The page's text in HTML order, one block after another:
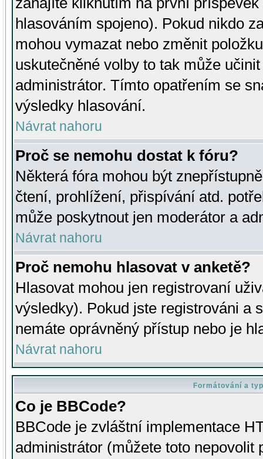
hlasováním spojeno). Pokud nikdo
mohou vymazat nebo změnit
uskutečněné volby to tak může
administrátor. Tímto opatřením se
výsledky hlasování.
Návrat nahoru
Proč se nemohu dostat k fóru?
Některá fóra mohou být
čtení, prohlížení, přispívání atd.
může poskytnout jen moderátor a
Návrat nahoru
Proč nemohu hlasovat v anketě?
Hlasovat mohou jen registrovaní
výsledky). Pokud jste registrováni a
nemáte oprávněný přístup nebo je
Návrat nahoru
Formátování a
Co je BBCode?
BBCode je zvláštní implementace
administrátor (můžete toto